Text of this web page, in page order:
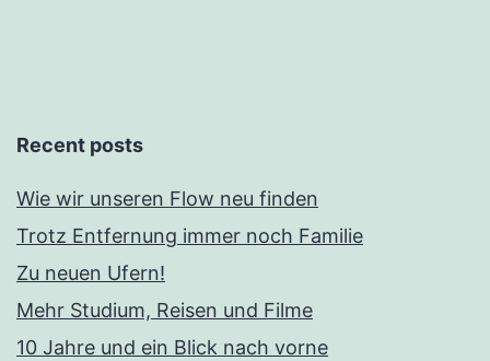
Recent posts
Wie wir unseren Flow neu finden
Trotz Entfernung immer noch Familie
Zu neuen Ufern!
Mehr Studium, Reisen und Filme
10 Jahre und ein Blick nach vorne